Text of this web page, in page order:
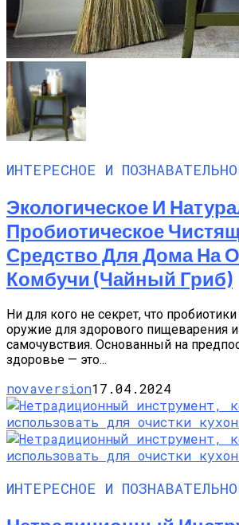
ИНТЕРЕСНОЕ И
Экологическое И
Пробиотическое
Средство Для Дома На
Комбучи (чайный Гриб)
Ни для кого не секрет, что
оружие для здорового пищеварения
самочувствия. Основанный на
здоровье — это...
novaversion17.04.2024
ИНТЕРЕСНОЕ И